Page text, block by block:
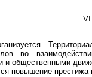
VI
во
и общественными
повышение престижа